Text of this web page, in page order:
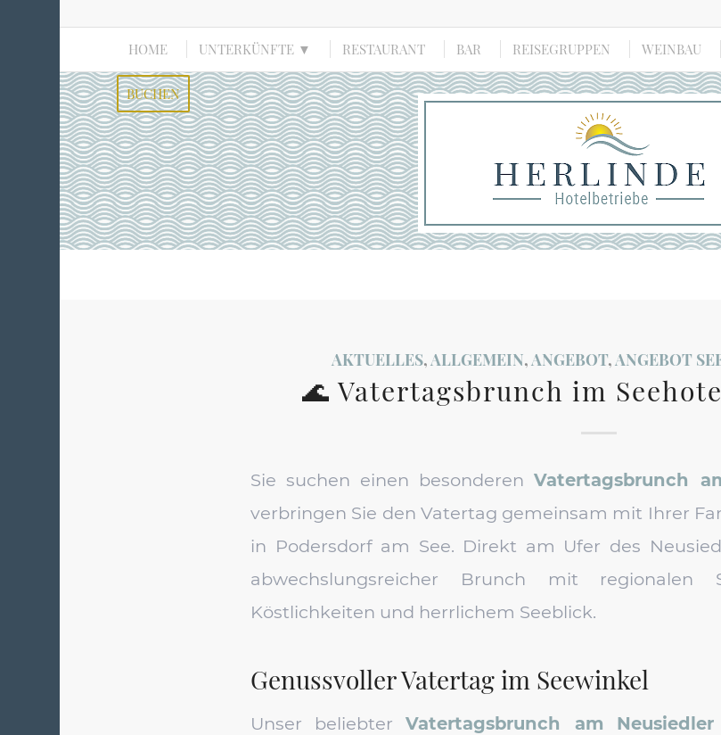
HOME UNTERKÜNFTE ▼ RESTAURANT BAR REISEGRUPPEN WEINBAU
BUCHEN
AKTUELLES, ALLGEMEIN, ANGEBOT, ANGEBOT
🌊 Vatertagsbrunch im
Sie suchen einen besonderenVatertagsbrunch
verbringen Sie den Vatertag gemeinsam mit Ihrer
in Podersdorf am See. Direkt am Ufer des
abwechslungsreicher Brunch mit regionalen
Köstlichkeiten und herrlichem Seeblick.
Genussvoller Vatertag im Seewinkel
Unser beliebterVatertagsbrunch am Neusiedler